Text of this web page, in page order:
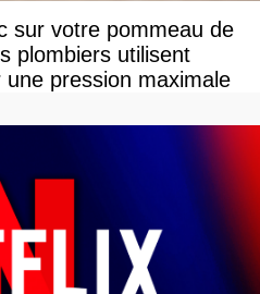
sur votre pommeau de
plombiers utilisent
pression maximale